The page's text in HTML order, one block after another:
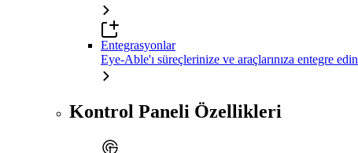
Entegrasyonlar
Eye-Able'ı süreçlerinize ve araçlarınıza entegre edin
Kontrol Paneli Özellikleri